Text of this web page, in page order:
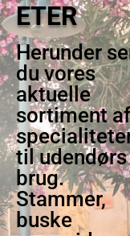
ETER
Herunder
du vores
aktuelle
sortiment af
til udendørs
brug.
Stammer,
buske